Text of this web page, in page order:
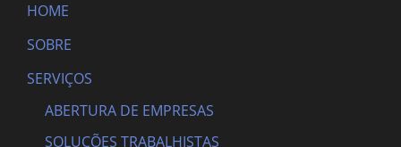
HOME
SOBRE
SERVIÇOS
ABERTURA DE EMPRESAS
SOLUÇÕES TRABALHISTAS